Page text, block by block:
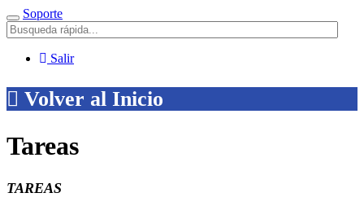
Menú
Soporte
Salir
Volver al Inicio
Tareas
TAREAS